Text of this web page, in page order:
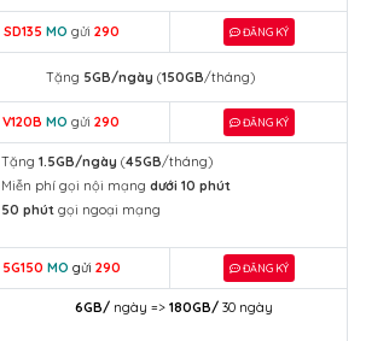
SD135 MO gửi 290 ĐĂNG KÝ
Tặng 5GB/ngày (150GB/tháng)
V120B MO gửi 290 ĐĂNG KÝ
Tặng 1.5GB/ngày (45GB/tháng)
Miễn phí gọi nội mạng dưới 10 phút
50 phút gọi ngoại mạng
5G150 MO gửi 290 ĐĂNG KÝ
6GB/ ngày => 180GB/ 30 ngày